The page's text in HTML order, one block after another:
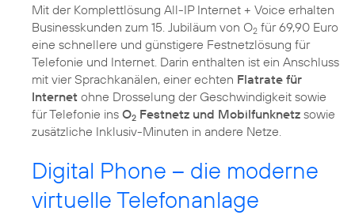
Mit der Komplettlösung All-IP Internet + Voice erhalten
Businesskunden zum 15. Jubiläum von O2 für 69,90 Euro
eine schnellere und günstigere Festnetzlösung für
Telefonie und Internet. Darin enthalten ist ein Anschluss
mit vier Sprachkanälen, einer echten Flatrate für
Internet ohne Drosselung der Geschwindigkeit sowie
für Telefonie ins O2 Festnetz und Mobilfunknetz sowie
zusätzliche Inklusiv-Minuten in andere Netze.
Digital Phone – die moderne
virtuelle Telefonanlage